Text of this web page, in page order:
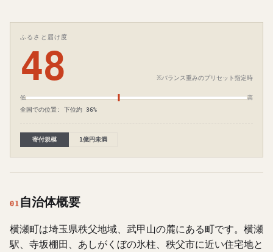
ふるさと届け度
48 ※バランス重みのプリセット指定時
低 高
全国での位置: 下位約 36%
寄付規模 1億円未満
01 自治体概要
横瀬町は埼玉県秩父地域、武甲山の麓にある町です。横瀬
駅、寺坂棚田、あしがくぼの氷柱、秩父市に近い住宅地と